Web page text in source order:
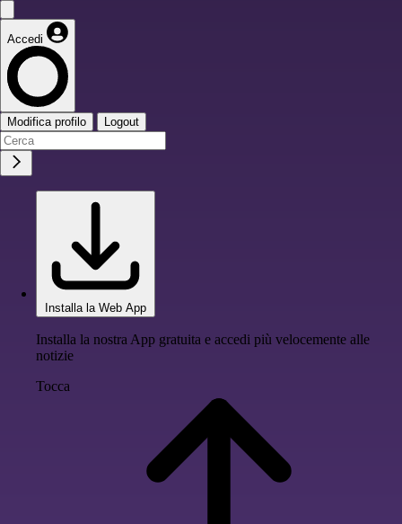
Accedi
Modifica profilo Logout
Installa la Web App
Installa la nostra App gratuita e accedi più velocemente alle
notizie
Tocca